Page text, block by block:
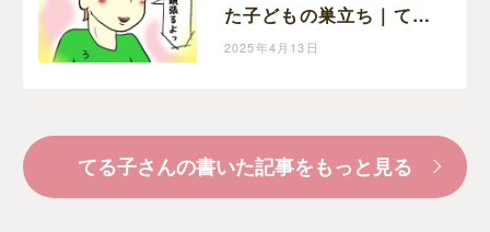
た子どもの巣立ち｜てる
子の育児日記
2025年4月13日
てる子さんの書いた記事をもっと見る